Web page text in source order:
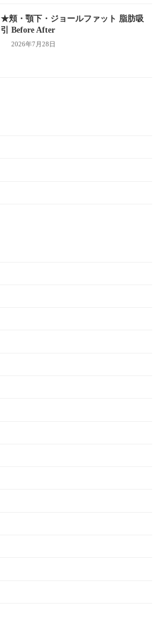
★頬・顎下・ジョールファット 脂肪吸
引 Before After
2026年7月28日